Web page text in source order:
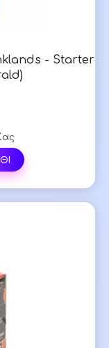
- Starter